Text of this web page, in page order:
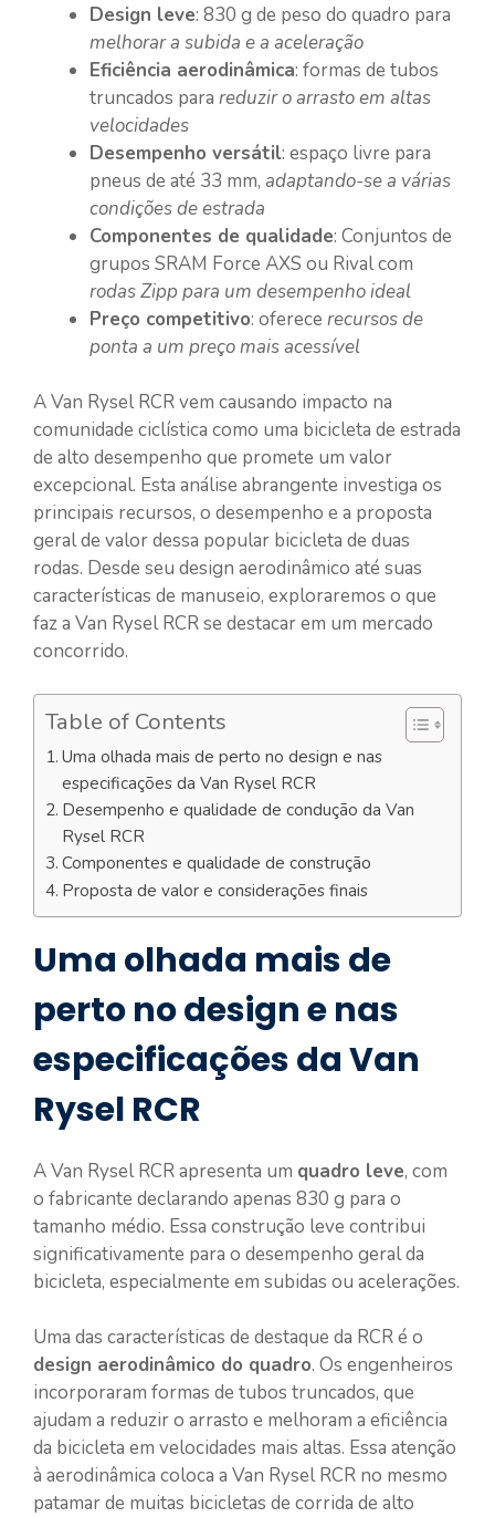
Design leve: 830 g de peso do quadro para
melhorar a subida e a aceleração
Eficiência aerodinâmica: formas de tubos
truncados para reduzir o arrasto em altas
velocidades
Desempenho versátil: espaço livre para
pneus de até 33 mm, adaptando-se a várias
condições de estrada
Componentes de qualidade: Conjuntos de
grupos SRAM Force AXS ou Rival com
rodas Zipp para um desempenho ideal
Preço competitivo: oferece recursos de
ponta a um preço mais acessível
A Van Rysel RCR vem causando impacto na
comunidade ciclística como uma bicicleta de estrada
de alto desempenho que promete um valor
excepcional. Esta análise abrangente investiga os
principais recursos, o desempenho e a proposta
geral de valor dessa popular bicicleta de duas
rodas. Desde seu design aerodinâmico até suas
características de manuseio, exploraremos o que
faz a Van Rysel RCR se destacar em um mercado
concorrido.
Table of Contents
Uma olhada mais de perto no design e nas
especificações da Van Rysel RCR
Desempenho e qualidade de condução da Van
Rysel RCR
Componentes e qualidade de construção
Proposta de valor e considerações finais
Uma olhada mais de
perto no design e nas
especificações da Van
Rysel RCR
A Van Rysel RCR apresenta um quadro leve, com
o fabricante declarando apenas 830 g para o
tamanho médio. Essa construção leve contribui
significativamente para o desempenho geral da
bicicleta, especialmente em subidas ou acelerações.
Uma das características de destaque da RCR é o
design aerodinâmico do quadro. Os engenheiros
incorporaram formas de tubos truncados, que
ajudam a reduzir o arrasto e melhoram a eficiência
da bicicleta em velocidades mais altas. Essa atenção
à aerodinâmica coloca a Van Rysel RCR no mesmo
patamar de muitas bicicletas de corrida de alto